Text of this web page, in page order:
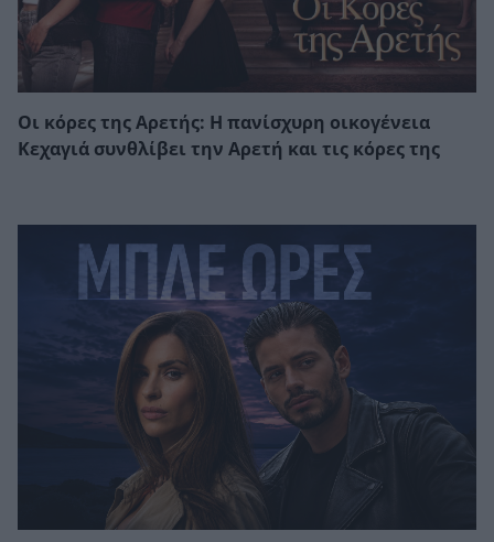
Οι κόρες της Αρετής: Η πανίσχυρη οικογένεια
Κεχαγιά συνθλίβει την Αρετή και τις κόρες της